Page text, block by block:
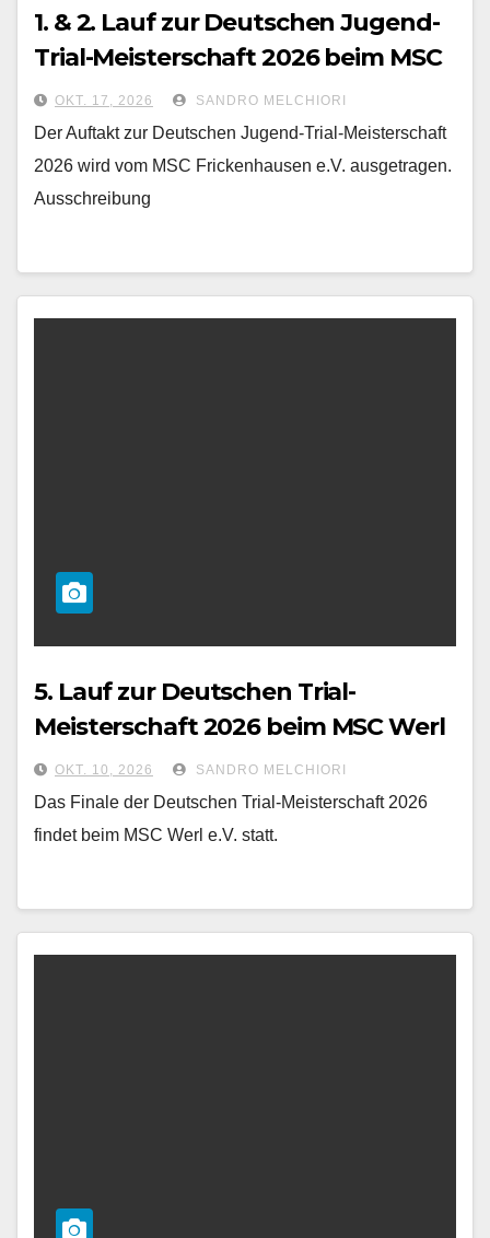
1. & 2. Lauf zur Deutschen Jugend-
Trial-Meisterschaft 2026 beim MSC
Frickenhausen e.V.
OKT. 17, 2026 SANDRO MELCHIORI
Der Auftakt zur Deutschen Jugend-Trial-Meisterschaft
2026 wird vom MSC Frickenhausen e.V. ausgetragen.
Ausschreibung
5. Lauf zur Deutschen Trial-
Meisterschaft 2026 beim MSC Werl
e.V.OKT. 10, 2026 SANDRO MELCHIORI
Das Finale der Deutschen Trial-Meisterschaft 2026
findet beim MSC Werl e.V. statt.